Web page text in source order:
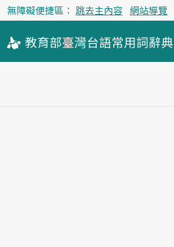
無障礙便捷區： 跳去主內容 網站導覽
教育部臺灣台語常用詞辭典